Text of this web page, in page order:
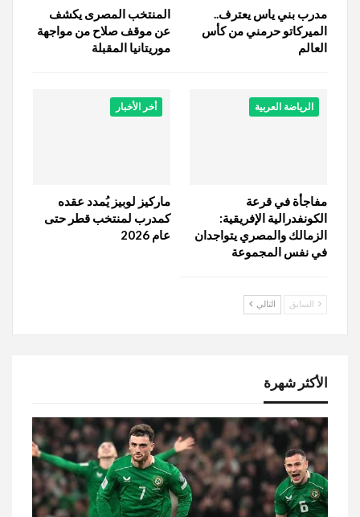
مدرب بني ياس يعترف..
الميركاتو حرمني من كأس
العالم
المنتخب المصرى يكشف
عن موقف صلاح من مواجهة
موريتانيا المقبلة
الرياضة العربية
مفاجأة في قرعة
الكونفدرالية الإفريقية:
الزمالك والمصري يتواجدان
في نفس المجموعة
أخر الأخبار
ماركيز لوبيز يُمدد عقده
كمدرب لمنتخب قطر حتى
عام 2026
السابق التالي
الأكثر شهرة